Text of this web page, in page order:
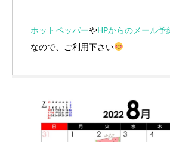
ホットペッパーやHPからのメール予
なので、ご利用下さい